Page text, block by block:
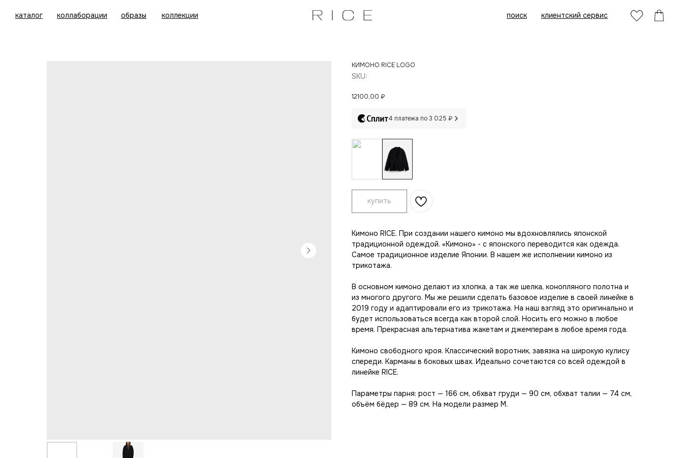
каталог коллаборации коллекции
образы клиентский сервис
поиск
КИМОНО RICE LOGO
SKU:
12100,00 ₽
4 платежа по 3 025 ₽
купить
Кимоно RICE. При создании нашего кимоно мы вдохновлялись японской
традиционной одеждой. «Кимоно» - с японского переводится как одежда.
Самое традиционное изделие Японии. В нашем же исполнении кимоно из
трикотажа.
В основном кимоно делают из хлопка, а так же шелка, конопляного полотна и
из многого другого. Мы же решили сделать базовое изделие в своей линейке в
2019 году и адаптировали его из трикотажа. На наш взгляд это оригинально и
будет использоваться всегда как второй слой. Носить его можно в любое
время. Прекрасная альтернатива жакетам и джемперам в любое время года.
Кимоно свободного кроя. Классический воротник, завязка на широкую кулису
спереди. Карманы в боковых швах. Идеально сочетаются со всей одеждой в
линейке RICE.
Параметры парня: рост — 166 см, обхват груди — 90 см, обхват талии — 74 см,
объём бёдер — 89 см. На модели размер M.